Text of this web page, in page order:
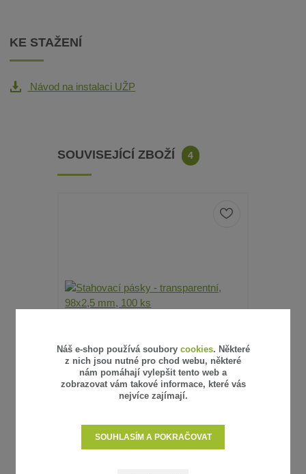
KE STAŽENÍ
Návod na instalaci UŽP
SOUVISEJÍCÍ ZBOŽÍ 4
7 hodnocení
STAHOVACÍ PÁSKY - TRANSPARENTNÍ,
98X2,5 MM, 100 KS
Náš e-shop používá soubory cookies. Některé
z nich jsou nutné pro chod webu, některé
nám pomáhají vylepšit tento web a
zobrazovat vám takové informace, které vás
nejvíce zajímají.
SOUHLASÍM A POKRAČOVAT